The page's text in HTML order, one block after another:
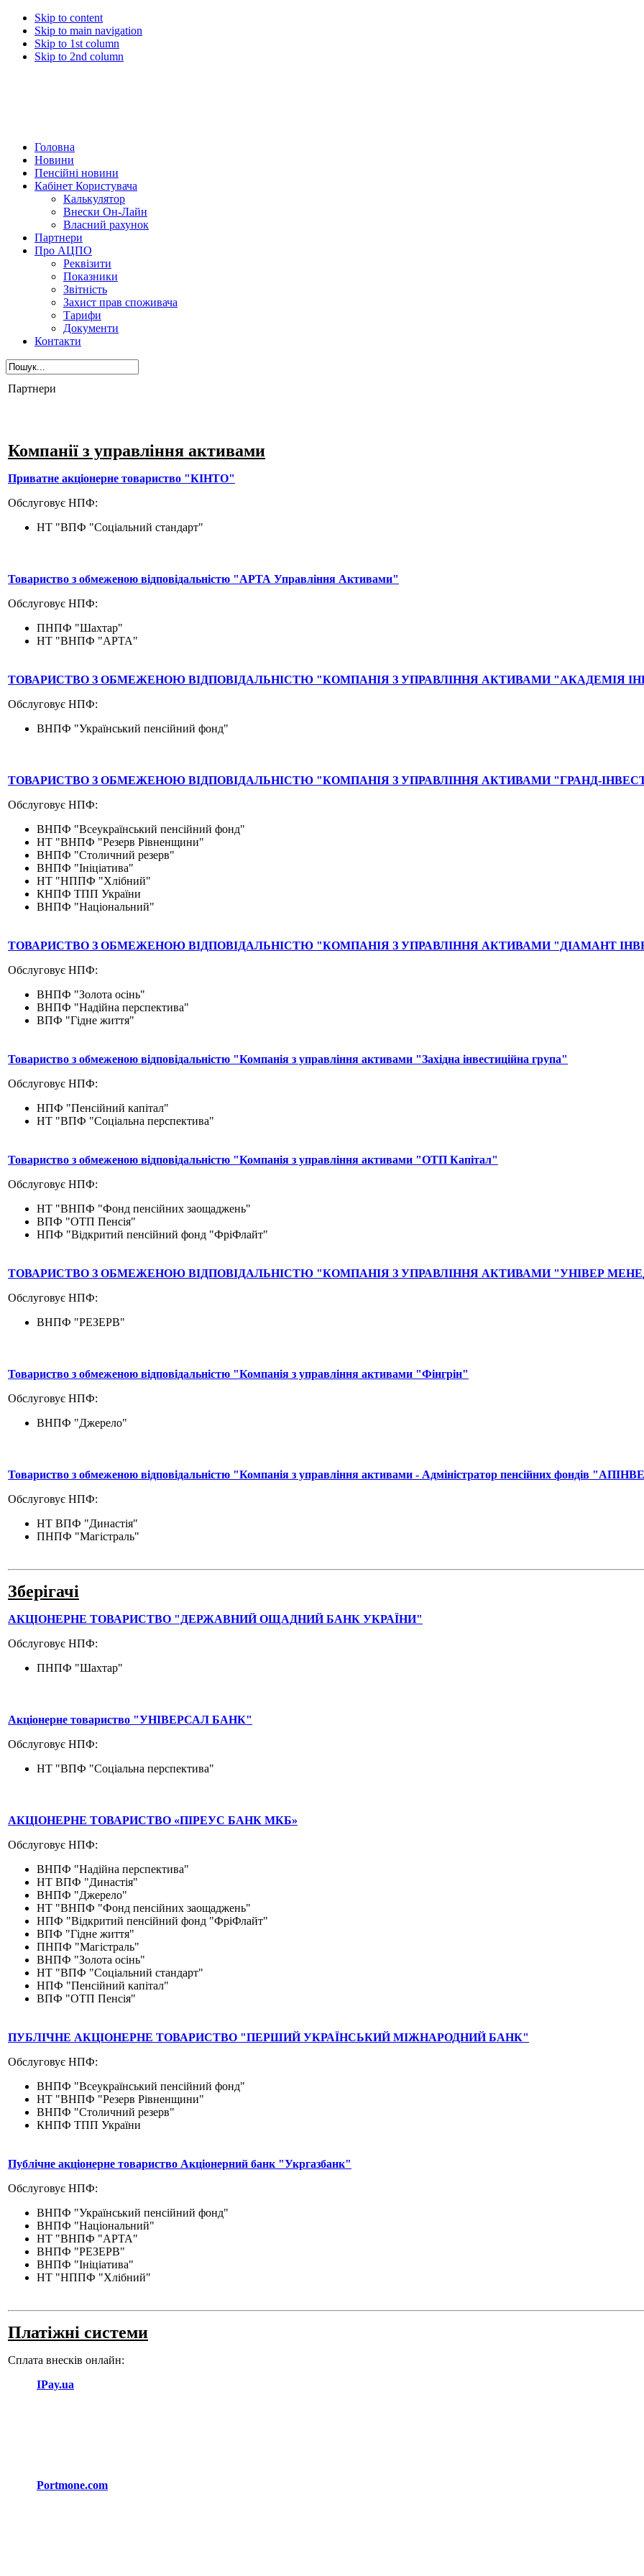
Skip to content
Skip to main navigation
Skip to 1st column
Skip to 2nd column
Головна
Новини
Пенсійні новини
Кабінет Користувача
Калькулятор
Внески Он-Лайн
Власний рахунок
Партнери
Про АЦПО
Реквізити
Показники
Звітність
Захист прав споживача
Тарифи
Документи
Контакти
Партнери
Компанії з управління активами
Приватне акціонерне товариство "КІНТО"
Обслуговує НПФ:
НТ "ВПФ "Соціальний стандарт"
Товариство з обмеженою відповідальністю "АРТА Управління Активами"
Обслуговує НПФ:
ПНПФ "Шахтар"
НТ "ВНПФ "АРТА"
ТОВАРИСТВО З ОБМЕЖЕНОЮ ВІДПОВІДАЛЬНІСТЮ "КОМПАНІЯ З УПРАВЛІННЯ АКТИВАМИ "АКАДЕМІЯ
Обслуговує НПФ:
ВНПФ "Український пенсійний фонд"
ТОВАРИСТВО З ОБМЕЖЕНОЮ ВІДПОВІДАЛЬНІСТЮ "КОМПАНІЯ З УПРАВЛІННЯ АКТИВАМИ "ГРАНД-
Обслуговує НПФ:
ВНПФ "Всеукраїнський пенсійний фонд"
НТ "ВНПФ "Резерв Рівненщини"
ВНПФ "Столичний резерв"
ВНПФ "Ініціатива"
НТ "НППФ "Хлібний"
КНПФ ТПП України
ВНПФ "Національний"
ТОВАРИСТВО З ОБМЕЖЕНОЮ ВІДПОВІДАЛЬНІСТЮ "КОМПАНІЯ З УПРАВЛІННЯ АКТИВАМИ "ДІАМАНТ
Обслуговує НПФ:
ВНПФ "Золота осінь"
ВНПФ "Надійна перспектива"
ВПФ "Гідне життя"
Товариство з обмеженою відповідальністю "Компанія з управління активами "Західна інвестиційна група"
Обслуговує НПФ:
НПФ "Пенсійний капітал"
НТ "ВПФ "Соціальна перспектива"
Товариство з обмеженою відповідальністю "Компанія з управління активами "ОТП Капітал"
Обслуговує НПФ:
НТ "ВНПФ "Фонд пенсійних заощаджень"
ВПФ "ОТП Пенсія"
НПФ "Відкритий пенсійний фонд "ФріФлайт"
ТОВАРИСТВО З ОБМЕЖЕНОЮ ВІДПОВІДАЛЬНІСТЮ "КОМПАНІЯ З УПРАВЛІННЯ АКТИВАМИ "УНІВЕР
Обслуговує НПФ:
ВНПФ "РЕЗЕРВ"
Товариство з обмеженою відповідальністю "Компанія з управління активами "Фінгрін"
Обслуговує НПФ:
ВНПФ "Джерело"
Товариство з обмеженою відповідальністю "Компанія з управління активами - Адміністратор пенсійних фондів
Обслуговує НПФ:
НТ ВПФ "Династія"
ПНПФ "Магістраль"
Зберігачі
АКЦІОНЕРНЕ ТОВАРИСТВО "ДЕРЖАВНИЙ ОЩАДНИЙ БАНК УКРАЇНИ"
Обслуговує НПФ:
ПНПФ "Шахтар"
Акціонерне товариство "УНІВЕРСАЛ БАНК"
Обслуговує НПФ:
НТ "ВПФ "Соціальна перспектива"
АКЦІОНЕРНЕ ТОВАРИСТВО «ПІРЕУС БАНК МКБ»
Обслуговує НПФ:
ВНПФ "Надійна перспектива"
НТ ВПФ "Династія"
ВНПФ "Джерело"
НТ "ВНПФ "Фонд пенсійних заощаджень"
НПФ "Відкритий пенсійний фонд "ФріФлайт"
ВПФ "Гідне життя"
ПНПФ "Магістраль"
ВНПФ "Золота осінь"
НТ "ВПФ "Соціальний стандарт"
НПФ "Пенсійний капітал"
ВПФ "ОТП Пенсія"
ПУБЛІЧНЕ АКЦІОНЕРНЕ ТОВАРИСТВО "ПЕРШИЙ УКРАЇНСЬКИЙ МІЖНАРОДНИЙ БАНК"
Обслуговує НПФ:
ВНПФ "Всеукраїнський пенсійний фонд"
НТ "ВНПФ "Резерв Рівненщини"
ВНПФ "Столичний резерв"
КНПФ ТПП України
Публічне акціонерне товариство Акціонерний банк "Укргазбанк"
Обслуговує НПФ:
ВНПФ "Український пенсійний фонд"
ВНПФ "Національний"
НТ "ВНПФ "АРТА"
ВНПФ "РЕЗЕРВ"
ВНПФ "Ініціатива"
НТ "НППФ "Хлібний"
Платіжні системи
Сплата внесків онлайн:
IPay.ua
Portmone.com